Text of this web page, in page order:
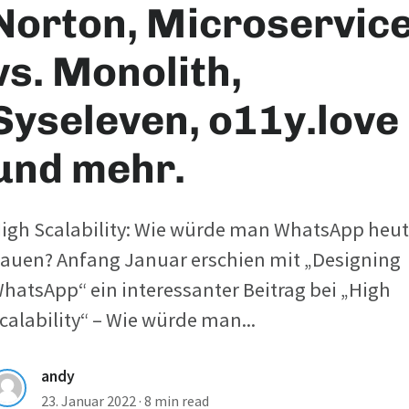
Monolith,
o11y.love
mehr.
Scalability: Wie würde man WhatsApp
Anfang Januar erschien mit „Designing
ein interessanter Beitrag bei „High
– Wie würde man...
andy
23. Januar 2022 · 8 min read